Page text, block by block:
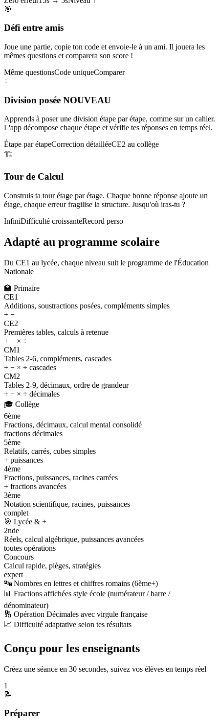
🎯
Défi entre amis
Joue une partie, copie ton code et envoie-le à un ami. Il jouera les
mêmes questions et comparera son score !
Même questionsCode uniqueComparer
÷
Division posée NOUVEAU
Apprends à poser une division étape par étape, comme sur un cahier.
L'app décompose chaque étape et vérifie tes réponses en temps réel.
Étape par étapeCorrection détailléeCE2 au collège
🏗️
Tour de Calcul
Construis ta tour étage par étage. Chaque bonne réponse ajoute un
étage, chaque erreur fragilise la structure. Jusqu'où iras-tu ?
InfiniDifficulté croissanteRecord perso
Adapté au programme scolaire
Du CE1 au lycée, chaque niveau suit le programme de l'Éducation
Nationale
🏫 Primaire
CE1
Additions, soustractions posées, compléments simples
+ −
CE2
Premières tables, calculs à retenue
+ − × ÷
CM1
Tables 2-6, compléments, cascades
+ − × ÷ cascades
CM2
Tables 2-9, décimaux, ordre de grandeur
+ − × ÷ décimales
🎓 Collège
6ème
Fractions, décimaux, calcul mental consolidé
fractions décimales
5ème
Relatifs, carrés, cubes simples
+ puissances
4ème
Fractions, puissances, racines carrées
+ fractions avancées
3ème
Notation scientifique, racines, puissances
complet
🎯 Lycée & +
2nde
Réels, calcul algébrique, puissances avancées
toutes opérations
Concours
Calcul rapide, pièges, stratégies
expert
🔤 Nombres en lettres et chiffres romains (6ème+)
📊 Fractions affichées style école (numérateur / barre /
dénominateur)
🔢 Opération Décimales avec virgule française
📈 Difficulté adaptative selon tes résultats
Conçu pour les enseignants
Créez une séance en 30 secondes, suivez vos élèves en temps réel
1
📝
Préparer